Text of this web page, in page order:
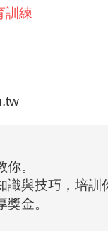
訓練
。
識與技巧，培訓
金。